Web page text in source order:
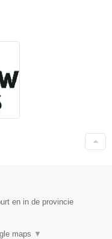
en in de provincie
maps ▼